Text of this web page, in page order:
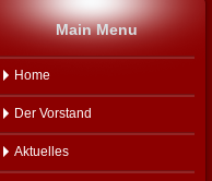
Main Menu
Home
Der Vorstand
Aktuelles